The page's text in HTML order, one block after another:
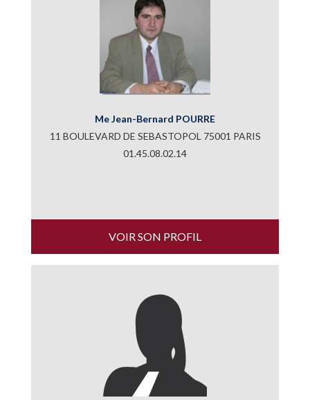
Me Jean-Bernard POURRE
11 BOULEVARD DE SEBASTOPOL 75001 PARIS
01.45.08.02.14
VOIR SON PROFIL